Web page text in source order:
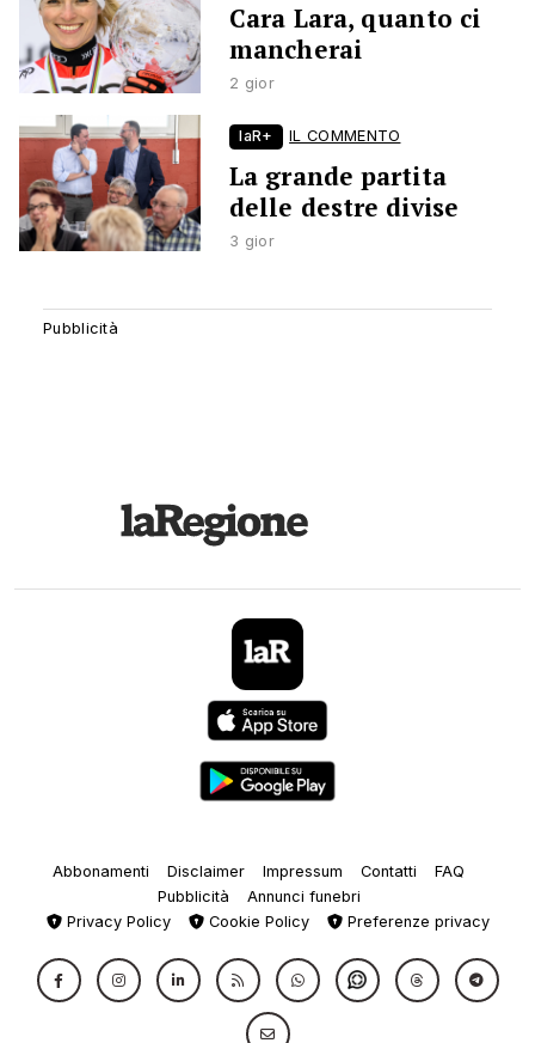
Cara Lara, quanto ci
mancherai
2 gior
laR+ IL COMMENTO
La grande partita
delle destre divise
3 gior
Abbonamenti Disclaimer Impressum Contatti
FAQ
Pubblicità
Annunci funebri
Privacy Policy
Cookie Policy Preferenze privacy